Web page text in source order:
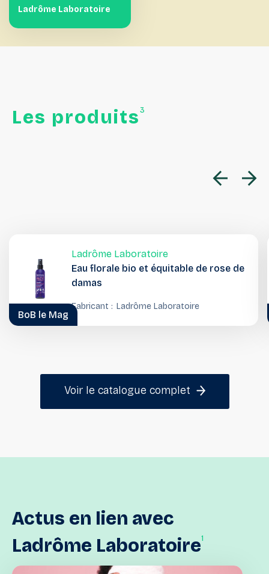
Ladrôme Laboratoire
Les produits 3
Ladrôme Laboratoire
Eau florale bio et équitable de rose de
damas
Fabricant : Ladrôme Laboratoire
BoB le Mag
Voir le catalogue complet
Actus en lien avec
Ladrôme Laboratoire1